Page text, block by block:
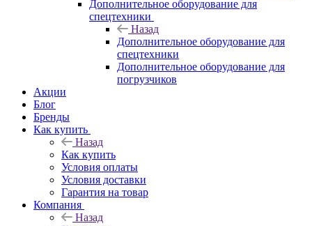
Дополнительное оборудование для
спецтехники
Назад
Дополнительное оборудование для
спецтехники
Дополнительное оборудование для
погрузчиков
Акции
Блог
Бренды
Как купить
Назад
Как купить
Условия оплаты
Условия доставки
Гарантия на товар
Компания
Назад